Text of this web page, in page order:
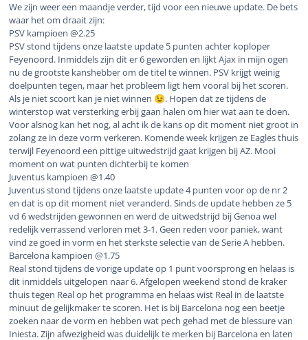
We zijn weer een maandje verder, tijd voor een nieuwe update. De bets
waar het om draait zijn:
PSV kampioen @2.25
PSV stond tijdens onze laatste update 5 punten achter koploper
Feyenoord. Inmiddels zijn dit er 6 geworden en lijkt Ajax in mijn ogen
nu de grootste kanshebber om de titel te winnen. PSV krijgt weinig
doelpunten tegen, maar het probleem ligt hem vooral bij het scoren.
Als je niet scoort kan je niet winnen 😉. Hopen dat ze tijdens de
winterstop wat versterking erbij gaan halen om hier wat aan te doen.
Voor alsnog kan het nog, al acht ik de kans op dit moment niet groot in
zolang ze in deze vorm verkeren. Komende week krijgen ze Eagles thuis
terwijl Feyenoord een pittige uitwedstrijd gaat krijgen bij AZ. Mooi
moment on wat punten dichterbij te komen
Juventus kampioen @1.40
Juventus stond tijdens onze laatste update 4 punten voor op de nr 2
en dat is op dit moment niet veranderd. Sinds de update hebben ze 5
vd 6 wedstrijden gewonnen en werd de uitwedstrijd bij Genoa wel
redelijk verrassend verloren met 3-1. Geen reden voor paniek, want
vind ze goed in vorm en het sterkste selectie van de Serie A hebben.
Barcelona kampioen @1.75
Real stond tijdens de vorige update op 1 punt voorsprong en helaas is
dit inmiddels uitgelopen naar 6. Afgelopen weekend stond de kraker
thuis tegen Real op het programma en helaas wist Real in de laatste
minuut de gelijkmaker te scoren. Het is bij Barcelona nog een beetje
zoeken naar de vorm en hebben wat pech gehad met de blessure van
Iniesta. Zijn afwezigheid was duidelijk te merken bij Barcelona en laten